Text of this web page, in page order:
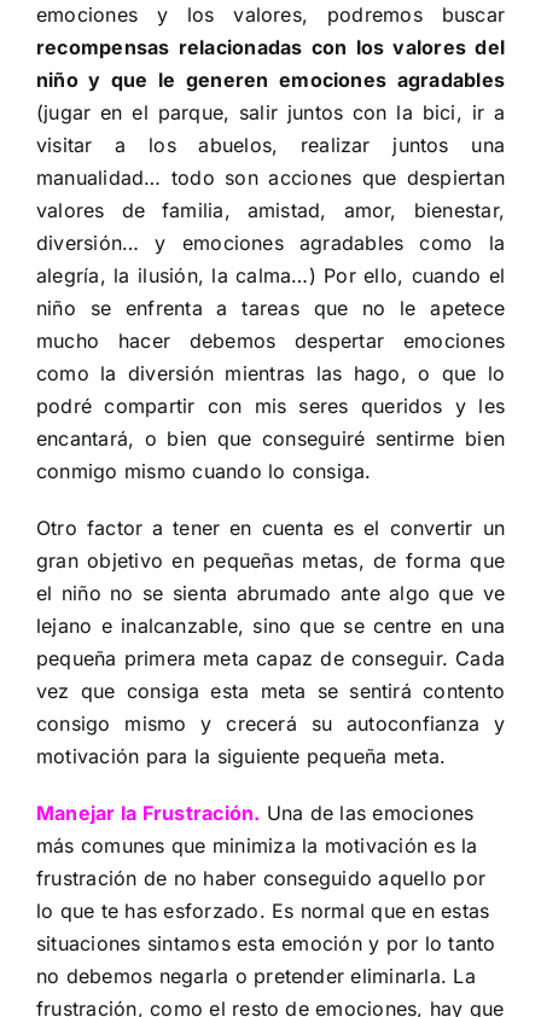
emociones y los valores, podremos buscar
recompensas relacionadas con los valores del
niño y que le generen emociones agradables
(jugar en el parque, salir juntos con la bici, ir a
visitar a los abuelos, realizar juntos una
manualidad… todo son acciones que despiertan
valores de familia, amistad, amor, bienestar,
diversión… y emociones agradables como la
alegría, la ilusión, la calma…) Por ello, cuando el
niño se enfrenta a tareas que no le apetece
mucho hacer debemos despertar emociones
como la diversión mientras las hago, o que lo
podré compartir con mis seres queridos y les
encantará, o bien que conseguiré sentirme bien
conmigo mismo cuando lo consiga.
Otro factor a tener en cuenta es el convertir un
gran objetivo en pequeñas metas, de forma que
el niño no se sienta abrumado ante algo que ve
lejano e inalcanzable, sino que se centre en una
pequeña primera meta capaz de conseguir. Cada
vez que consiga esta meta se sentirá contento
consigo mismo y crecerá su autoconfianza y
motivación para la siguiente pequeña meta.
Manejar la Frustración. Una de las emociones
más comunes que minimiza la motivación es la
frustración de no haber conseguido aquello por
lo que te has esforzado. Es normal que en estas
situaciones sintamos esta emoción y por lo tanto
no debemos negarla o pretender eliminarla. La
frustración, como el resto de emociones, hay que